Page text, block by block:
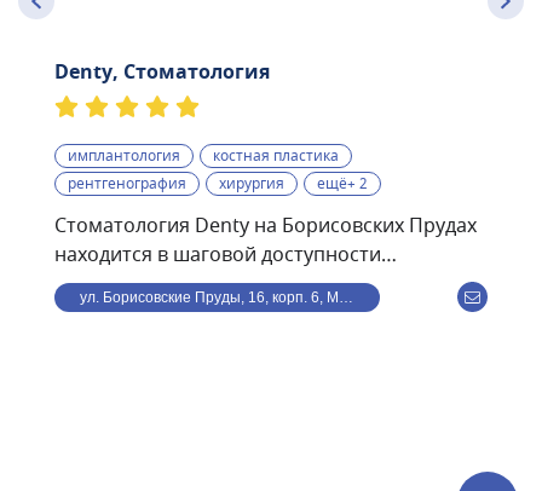
Denty, Стоматология
имплантология
костная пластика
рентгенография
хирургия ещё+ 2
Стоматология Denty на Борисовских Прудах
находится в шаговой доступности
от станции метро
Борисово.Стоматологическая клиника Denty
ул. Борисовские Пруды, 16, корп. 6, Москва, Россия